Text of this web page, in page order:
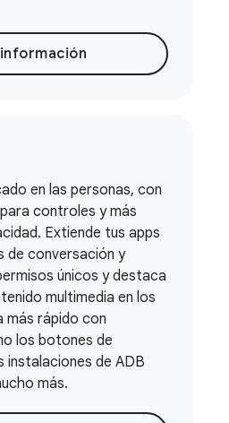
en las personas, con
controles y más
Extiende tus apps
de conversación y
únicos y destaca
multimedia en los
más rápido con
los botones de
instalaciones de ADB
más.